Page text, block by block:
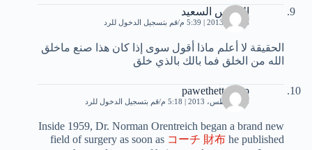
النورس السعيد
6 يوليو، 2013 | 5:39 م قم بتسجيل الدخول للرد
الحقيقة لا أعلم ماذا أقول سوى إذا كان هذا صنع ماخلق
الله من الخلق فما بالك بالذي خلق
pawethetteMep
24 أغسطس، 2013 | 5:18 م قم بتسجيل الدخول للرد
Inside 1959, Dr. Norman Orentreich began a brand new
field of surgery as soon as コーチ 財布 he published